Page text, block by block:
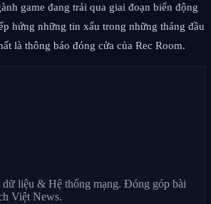
game đang trải qua giai đoạn biến động
hứng những tin xấu trong những tháng đầu
là thông báo đóng cửa của Rec Room.
dữ liệu & Hệ thống mạng. Đóng góp bài
Việt News.